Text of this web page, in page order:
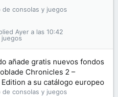
de consolas y juegos
Ayer a las 10:42
añade gratis nuevos fondos
Chronicles 2 –
a su catálogo europeo
de consolas y juegos